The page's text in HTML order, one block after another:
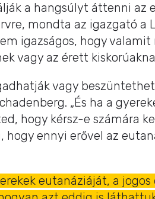
a hangsúlyt áttenni az
mondta az igazgató a
igazságos, hogy
vagy az érett
vagy
„És ha a
hogy kérsz-e számára
hogy ennyi erővel az
eutanáziáját, a jogos